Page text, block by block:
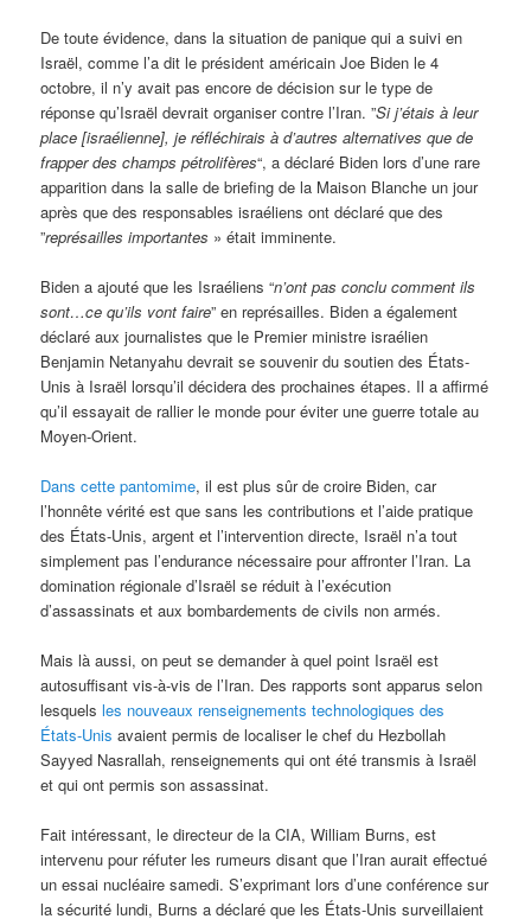
De toute évidence, dans la situation de panique qui a suivi en
Israël, comme l’a dit le président américain Joe Biden le 4
octobre, il n’y avait pas encore de décision sur le type de
réponse qu’Israël devrait organiser contre l’Iran. ”Si j’étais à leur
place [israélienne], je réfléchirais à d’autres alternatives que de
frapper des champs pétrolifères“, a déclaré Biden lors d’une rare
apparition dans la salle de briefing de la Maison Blanche un jour
après que des responsables israéliens ont déclaré que des
”représailles importantes » était imminente.
Biden a ajouté que les Israéliens “n’ont pas conclu comment ils
sont…ce qu’ils vont faire” en représailles. Biden a également
déclaré aux journalistes que le Premier ministre israélien
Benjamin Netanyahu devrait se souvenir du soutien des États-
Unis à Israël lorsqu’il décidera des prochaines étapes. Il a affirmé
qu’il essayait de rallier le monde pour éviter une guerre totale au
Moyen-Orient.
Dans cette pantomime, il est plus sûr de croire Biden, car
l’honnête vérité est que sans les contributions et l’aide pratique
des États-Unis, argent et l’intervention directe, Israël n’a tout
simplement pas l’endurance nécessaire pour affronter l’Iran. La
domination régionale d’Israël se réduit à l’exécution
d’assassinats et aux bombardements de civils non armés.
Mais là aussi, on peut se demander à quel point Israël est
autosuffisant vis-à-vis de l’Iran. Des rapports sont apparus selon
lesquelsles nouveaux renseignements technologiques des
États-Unis avaient permis de localiser le chef du Hezbollah
Sayyed Nasrallah, renseignements qui ont été transmis à Israël
et qui ont permis son assassinat.
Fait intéressant, le directeur de la CIA, William Burns, est
intervenu pour réfuter les rumeurs disant que l’Iran aurait effectué
un essai nucléaire samedi. S’exprimant lors d’une conférence sur
la sécurité lundi, Burns a déclaré que les États-Unis surveillaient